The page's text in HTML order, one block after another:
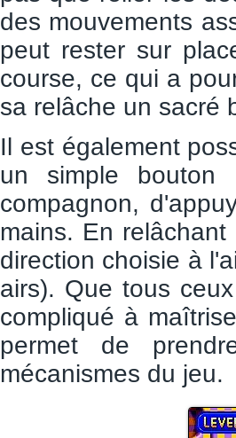
des mouvements
peut rester sur
course, ce qui a
sa relâche un sacré
Il est également
un simple
compagnon,
mains. En
direction choisie à
airs). Que tous
compliqué à
permet de
mécanismes du jeu.